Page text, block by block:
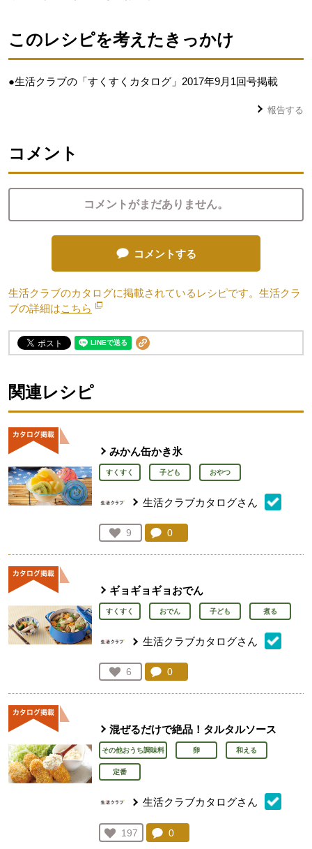
このレシピを考えたきっかけ
●生活クラブの「すくすくカタログ」2017年9月1回号掲載
報告する
コメント
コメントがまだありません。
コメントする
生活クラブのカタログに掲載されているレシピです。生活クラ
ブの詳細はこちら 別のウィンドウで開きます。
関連レシピ
みかん缶かき氷
すくすく 子ども おやつ
生活クラブカタログさん
お気に入り登録：
9
人が登録
コメント：
0
ギョギョギョおでん
すくすく おでん 子ども 煮る
生活クラブカタログさん
お気に入り登録：
6
人が登録
コメント：
0
混ぜるだけで絶品！タルタルソース
その他おうち調味料 卵 和える
定番
生活クラブカタログさん
お気に入り登録：
197
人が登録
コメント：
0